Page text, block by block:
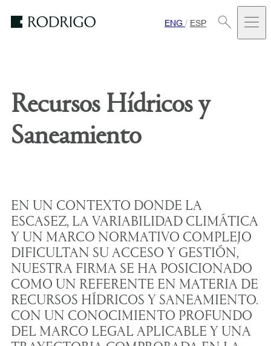
ENG / ESP
Recursos Hídricos y
Saneamiento
EN UN CONTEXTO DONDE LA
ESCASEZ, LA VARIABILIDAD CLIMÁTICA
Y UN MARCO NORMATIVO COMPLEJO
DIFICULTAN SU ACCESO Y GESTIÓN,
NUESTRA FIRMA SE HA POSICIONADO
COMO UN REFERENTE EN MATERIA DE
RECURSOS HÍDRICOS Y SANEAMIENTO.
CON UN CONOCIMIENTO PROFUNDO
DEL MARCO LEGAL APLICABLE Y UNA